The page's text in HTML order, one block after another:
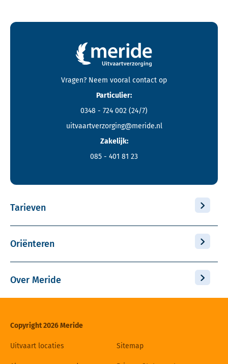
Contactgegevens en footer menu van Meride
Vragen? Neem vooral contact op
Particulier:
0348 - 724 002 (24/7)
uitvaartverzorging@meride.nl
Zakelijk:
085 - 401 81 23
Tarieven
Oriënteren
Over Meride
Copyright 2026 Meride
Uitvaart locaties Sitemap